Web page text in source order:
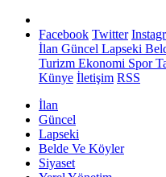
Facebook Twitter
İlan Güncel Lapseki
Turizm Ekonomi Spor
Künye İletişim RSS
İlan
Güncel
Lapseki
Belde Ve Köyler
Siyaset